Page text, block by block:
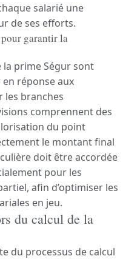
salarié une
de ses efforts.
garantir la
la prime Ségur sont
réponse aux
les branches
comprennent des
du point
le montant final
doit être accordée
pour les
afin d’optimiser les
en jeu.
du calcul de la
du processus de calcul